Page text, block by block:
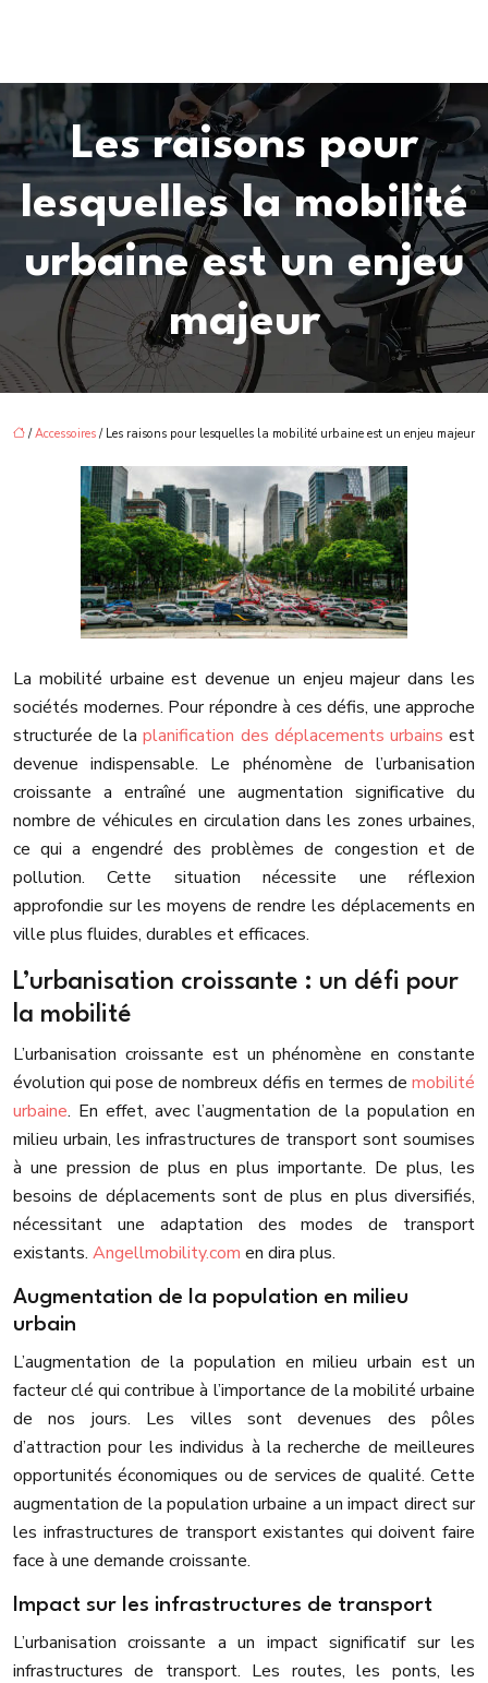
Les raisons pour
lesquelles la mobilité
urbaine est un enjeu
majeur
/Accessoires / Les raisons pour lesquelles la mobilité urbaine est un enjeu majeur
La mobilité urbaine est devenue un enjeu majeur dans les
sociétés modernes. Pour répondre à ces défis, une approche
structurée de laplanification des déplacements urbains est
devenue indispensable. Le phénomène de l’urbanisation
croissante a entraîné une augmentation significative du
nombre de véhicules en circulation dans les zones urbaines,
ce qui a engendré des problèmes de congestion et de
pollution. Cette situation nécessite une réflexion
approfondie sur les moyens de rendre les déplacements en
ville plus fluides, durables et efficaces.
L’urbanisation croissante : un défi pour
la mobilité
L’urbanisation croissante est un phénomène en constante
évolution qui pose de nombreux défis en termes de mobilité
urbaine. En effet, avec l’augmentation de la population en
milieu urbain, les infrastructures de transport sont soumises
à une pression de plus en plus importante. De plus, les
besoins de déplacements sont de plus en plus diversifiés,
nécessitant une adaptation des modes de transport
existants. Angellmobility.com en dira plus.
Augmentation de la population en milieu
urbain
L’augmentation de la population en milieu urbain est un
facteur clé qui contribue à l’importance de la mobilité urbaine
de nos jours. Les villes sont devenues des pôles
d’attraction pour les individus à la recherche de meilleures
opportunités économiques ou de services de qualité. Cette
augmentation de la population urbaine a un impact direct sur
les infrastructures de transport existantes qui doivent faire
face à une demande croissante.
Impact sur les infrastructures de transport
L’urbanisation croissante a un impact significatif sur les
infrastructures de transport. Les routes, les ponts, les